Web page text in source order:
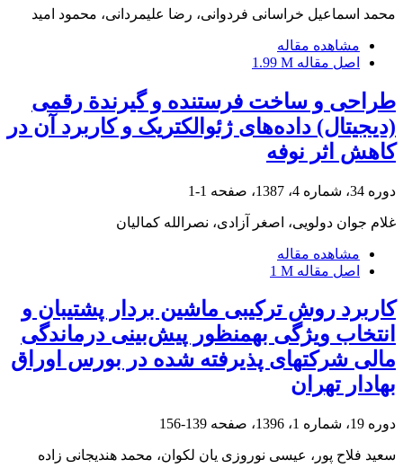
محمد اسماعیل خراسانی فردوانی، رضا علیمردانی، محمود امید
مشاهده مقاله
اصل مقاله 1.99 M
طراحی و ساخت فرستنده و گیرندة رقمی
(دیجیتال) داده‌های ژئوالکتریک و کاربرد آن در
کاهش اثر نوفه
دوره 34، شماره 4، 1387، صفحه 1-1
غلام جوان دولویی، اصغر آزادی، نصرالله کمالیان
مشاهده مقاله
اصل مقاله 1 M
کاربرد روش ترکیبی ماشین بردار پشتیبان و
انتخاب ویژگی به‎منظور پیش‌بینی درماندگی
مالی شرکت‎های پذیرفته شده در بورس اوراق
بهادار تهران
دوره 19، شماره 1، 1396، صفحه 139-156
سعید فلاح پور، عیسی نوروزی یان لکوان، محمد هندیجانی زاده